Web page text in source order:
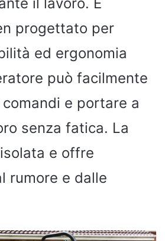
progettato per
ed ergonomia
può facilmente
e portare a
senza fatica. La
e offre
rumore e dalle